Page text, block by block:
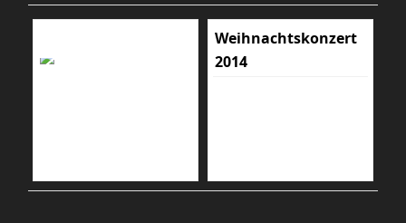
Weihnachtskonzert
2014